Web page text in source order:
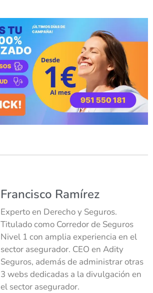
Francisco Ramírez
Experto en Derecho y Seguros.
Titulado como Corredor de Seguros
Nivel 1 con amplia experiencia en el
sector asegurador. CEO en Adity
Seguros, además de administrar otras
3 webs dedicadas a la divulgación en
el sector asegurador.